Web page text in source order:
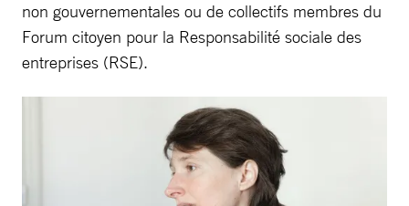
non gouvernementales ou de collectifs membres du
Forum citoyen pour la Responsabilité sociale des
entreprises (RSE).